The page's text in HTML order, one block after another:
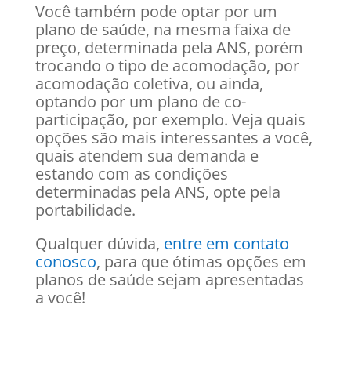
Você também pode optar por um
plano de saúde, na mesma faixa de
preço, determinada pela ANS, porém
trocando o tipo de acomodação, por
acomodação coletiva, ou ainda,
optando por um plano de co-
participação, por exemplo. Veja quais
opções são mais interessantes a você,
quais atendem sua demanda e
estando com as condições
determinadas pela ANS, opte pela
portabilidade.
Qualquer dúvida, entre em contato
conosco, para que ótimas opções em
planos de saúde sejam apresentadas
a você!